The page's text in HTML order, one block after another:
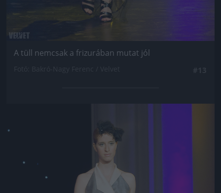
A tüll nemcsak a frizurában mutat jól